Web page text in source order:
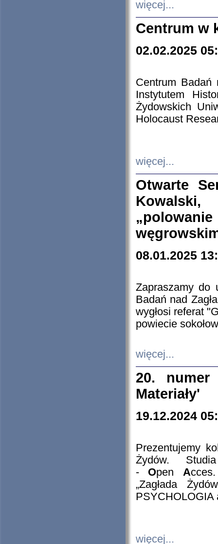
więcej...
Centrum w
02.02.2025
Centrum Badań
Instytutem
Żydowskich
Holocaust
więcej...
Otwarte
08.01.2025
Zapraszamy do
Badań nad
wygłosi referat
powiecie
więcej...
20. numer
Materiały'
19.12.2024
Prezentujemy
Żydów.
- Open A
„Zagłada
PSYCHOLOGIA
więcej...